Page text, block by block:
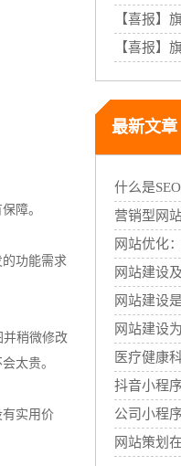
障。
功能需求
并稍微修改
太贵。
实用价
最新文章
什么是
营销型网
网站优化
网站建设
医疗健康
抖音小程
网站策划